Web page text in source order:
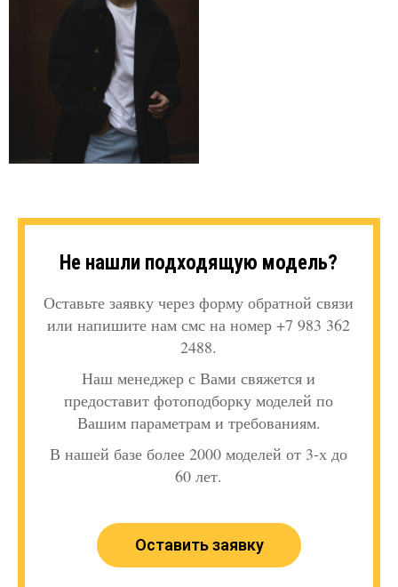
Не нашли подходящую модель?
Оставьте заявку через форму обратной связи
или напишите нам смс на номер +7 983 362
2488.
Наш менеджер с Вами свяжется и
предоставит фотоподборку моделей по
Вашим параметрам и требованиям.
В нашей базе более 2000 моделей от 3-х до
60 лет.
Оставить заявку